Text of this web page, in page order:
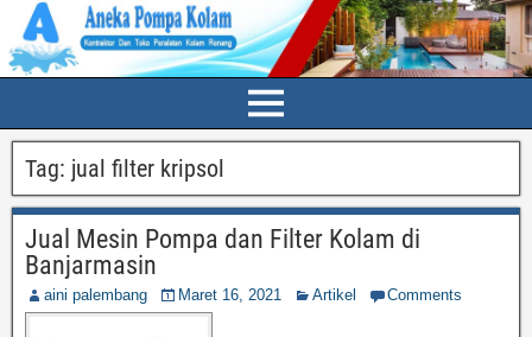
Tag: jual filter kripsol
Jual Mesin Pompa dan Filter Kolam di
Banjarmasin
aini palembang Maret 16, 2021 Artikel Comments